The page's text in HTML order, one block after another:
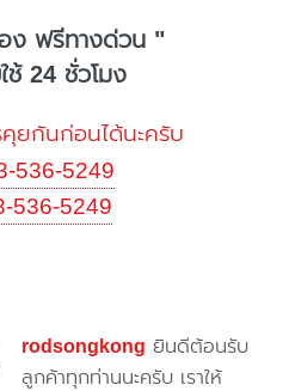
ง ฟรีทางด่วน "
ช้ 24 ชั่วโมง
ยกันก่อนได้นะครับ
5249
5249
rodsongkong ยินดีต้อนรับ
ลูกค้าทุกท่านนะครับ เราให้